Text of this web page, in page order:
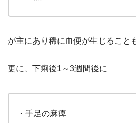
が主にあり稀に血便が生じること
更に、下痢後1～3週間後に
・手足の麻痺